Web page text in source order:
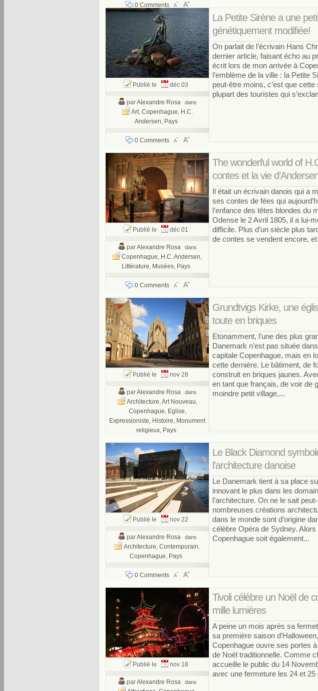
0 Comments
Publié le déc 03
parAlexandre Rosa dans
Art, Copenhague, H.C.
Andersen, Pays
0 Comments
La Petite Sirène a une
génétiquement modifiée!
On parlait de l’écrivain Hans
dernier article, faisant écho au
écrit lors de mon arrivée à
l’emblème de la ville : la Petite
peut-être moins, c’est que
plupart des touristes qui
Publié le déc 01
parAlexandre Rosa dans
Copenhague, H.C. Andersen,
Littérature, Musées, Pays
0 Comments
The wonderful world of
contes et la vie
Il était un écrivain danois qui a
ses contes de fées qui
l’enfance des têtes blondes du
Odense le 2 Avril 1805, il a lui-
difficile. Plus d’un siècle plus
de contes se vendent encore,
Publié le nov 28
parAlexandre Rosa dans
Architecture,Art Nouveau,
Copenhague, Eglise,
Expressioniste, Histoire, Monument
religieux, Pays
0 Comments
Grundtvigs Kirke, une
toute en briques
Etonamment, l’une des plus
Danemark n’est pas située
capitale Copenhague, mais en
cette dernière. Le bâtiment, de
construit en briques jaunes.
en tant que français, de voir de
moindre petit village,...
Publié le nov 22
parAlexandre Rosa dans
Architecture, Contemporain,
Copenhague, Pays
0 Comments
Le Black Diamond
l’architecture danoise
Le Danemark tient à sa place
innovant le plus dans les
l’architecture. On ne le sait
nombreuses créations
dans le monde sont d’origine
célèbre Opéra de Sydney.
Copenhague soit également...
Publié le nov 18
parAlexandre Rosa dans
Tivoli célèbre un Noël de
mille lumières
A peine un mois après sa
sa première saison
Copenhague ouvre ses portes
de Noël traditionnelle. Comme
accueille le public du 14
avec une fermeture les 24 et 25